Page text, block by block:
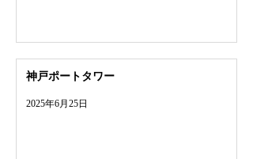
神戸ポートタワー
2025年6月25日